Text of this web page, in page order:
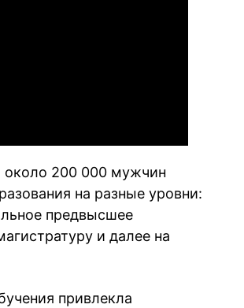
около 200 000 мужчин
на разные уровни:
предвысшее
и далее на
привлекла